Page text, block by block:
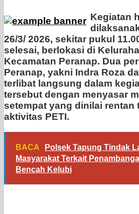
Kegiatan
26/3/ 2026, sekitar pukul
selesai, berlokasi di
Kecamatan Peranap. Dua
Peranap, yakni Indra Roza
terlibat langsung dalam
tersebut dengan menyasar
setempat yang dinilai rentan
aktivitas PETI.
BACA
Polsek Tapung Tindak
Masyarakat Terkait
Bencah Kelubi